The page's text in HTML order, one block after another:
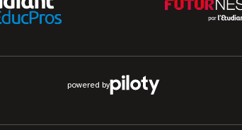
powered by